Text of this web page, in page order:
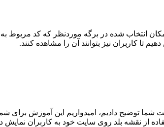
انتخاب شده در برگه موردنظر که کد مربوط به
تا کاربران نیز بتوانند آن را مشاهده کنند.
شما توضیح دادیم، امیدواریم این آموزش برای
از نقشه بلد روی سایت خود به کاربران نمایش